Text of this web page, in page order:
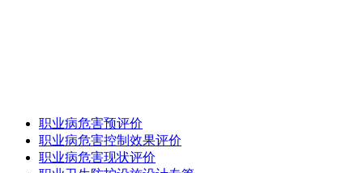
职业病危害预评价
职业病危害控制效果评价
职业病危害现状评价